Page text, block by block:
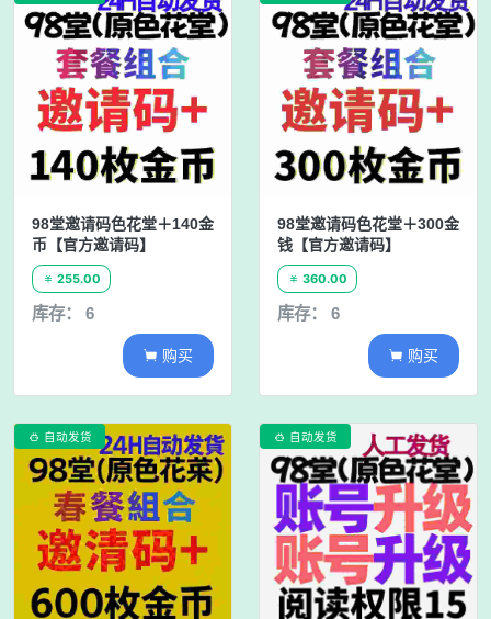
98堂邀请码色花堂＋140金
币【官方邀请码】
 255.00
库存： 6
 购买
98堂邀请码色花堂＋300金
钱【官方邀请码】
 360.00
库存： 6
 购买
 自动发货  自动发货